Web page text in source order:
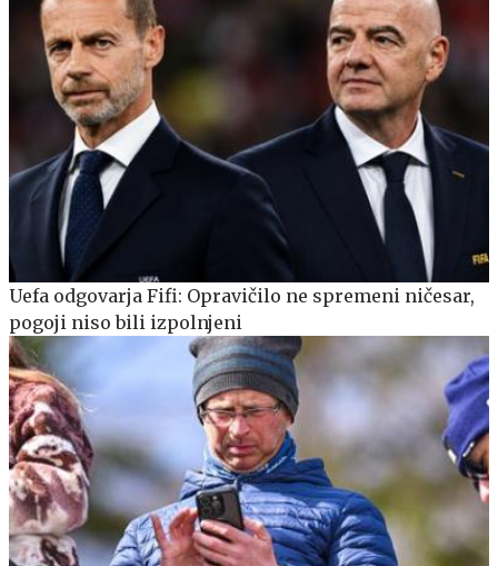
Uefa odgovarja Fifi: Opravičilo ne spremeni ničesar,
pogoji niso bili izpolnjeni